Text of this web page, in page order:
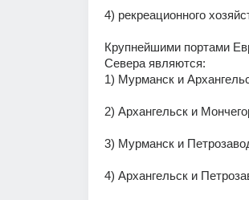
4) рекреационного
Крупнейшими портами
Севера являются:
1) Мурманск и
2) Архангельск и
3) Мурманск и
4) Архангельск и